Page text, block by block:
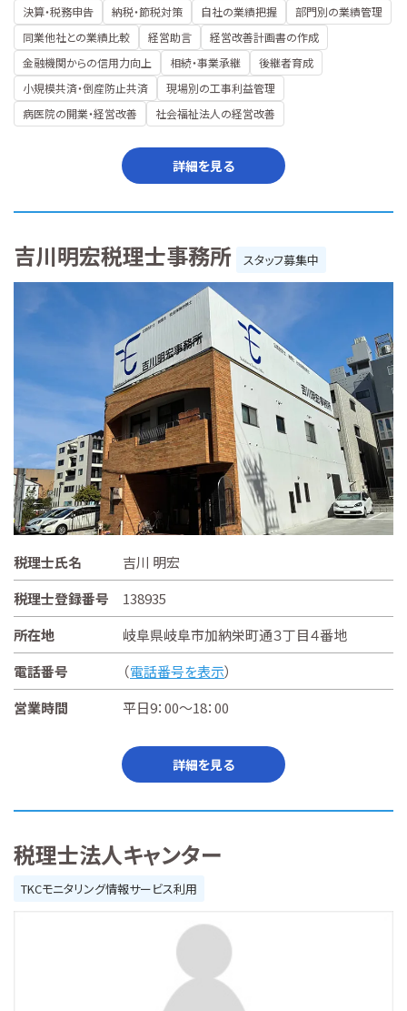
決算・税務申告
納税・節税対策 自社の業績把握
部門別の業績管理
同業他社との業績比較
経営助言
経営改善計画書の作成
金融機関からの信用力向上
相続・事業承継
後継者育成
小規模共済・倒産防止共済
現場別の工事利益管理
病医院の開業・経営改善
社会福祉法人の経営改善
詳細を見る
吉川明宏税理士事務所 スタッフ募集中
税理士氏名
吉川 明宏
税理士登録番号
138935
所在地
岐阜県岐阜市加納栄町通３丁目４番地
電話番号
（電話番号を表示）
営業時間
平日9：00～18：00
詳細を見る
税理士法人キャンター
TKCモニタリング情報サービス利用